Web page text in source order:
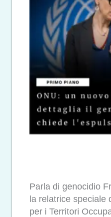
Parla di genocidio
la relatrice speciale
per i Territori